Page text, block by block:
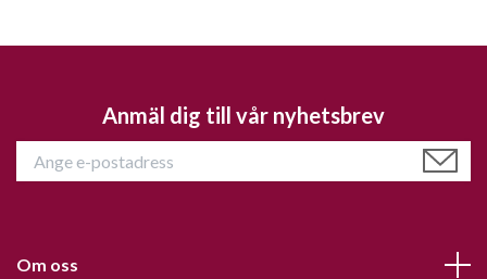
Anmäl dig till vår nyhetsbrev
Om oss